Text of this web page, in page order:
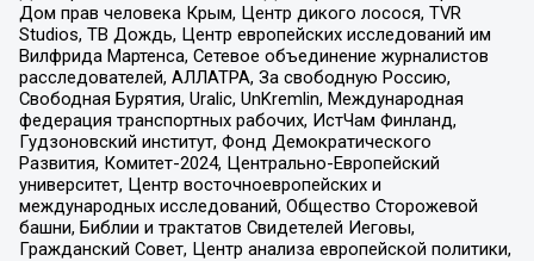
Дом прав человека Крым, Центр дикого лосося, TVR
Studios, ТВ Дождь, Центр европейских исследований им
Вилфрида Мартенса, Сетевое объединение журналистов
расследователей, АЛЛАТРА, За свободную Россию,
Свободная Бурятия, Uralic, UnKremlin, Международная
федерация транспортных рабочих, ИстЧам Финланд,
Гудзоновский институт, Фонд Демократического
Развития, Комитет-2024, Центрально-Европейский
университет, Центр восточноевропейских и
международных исследований, Общество Сторожевой
башни, Библии и трактатов Свидетелей Иеговы,
Гражданский Совет, Центр анализа европейской политики,